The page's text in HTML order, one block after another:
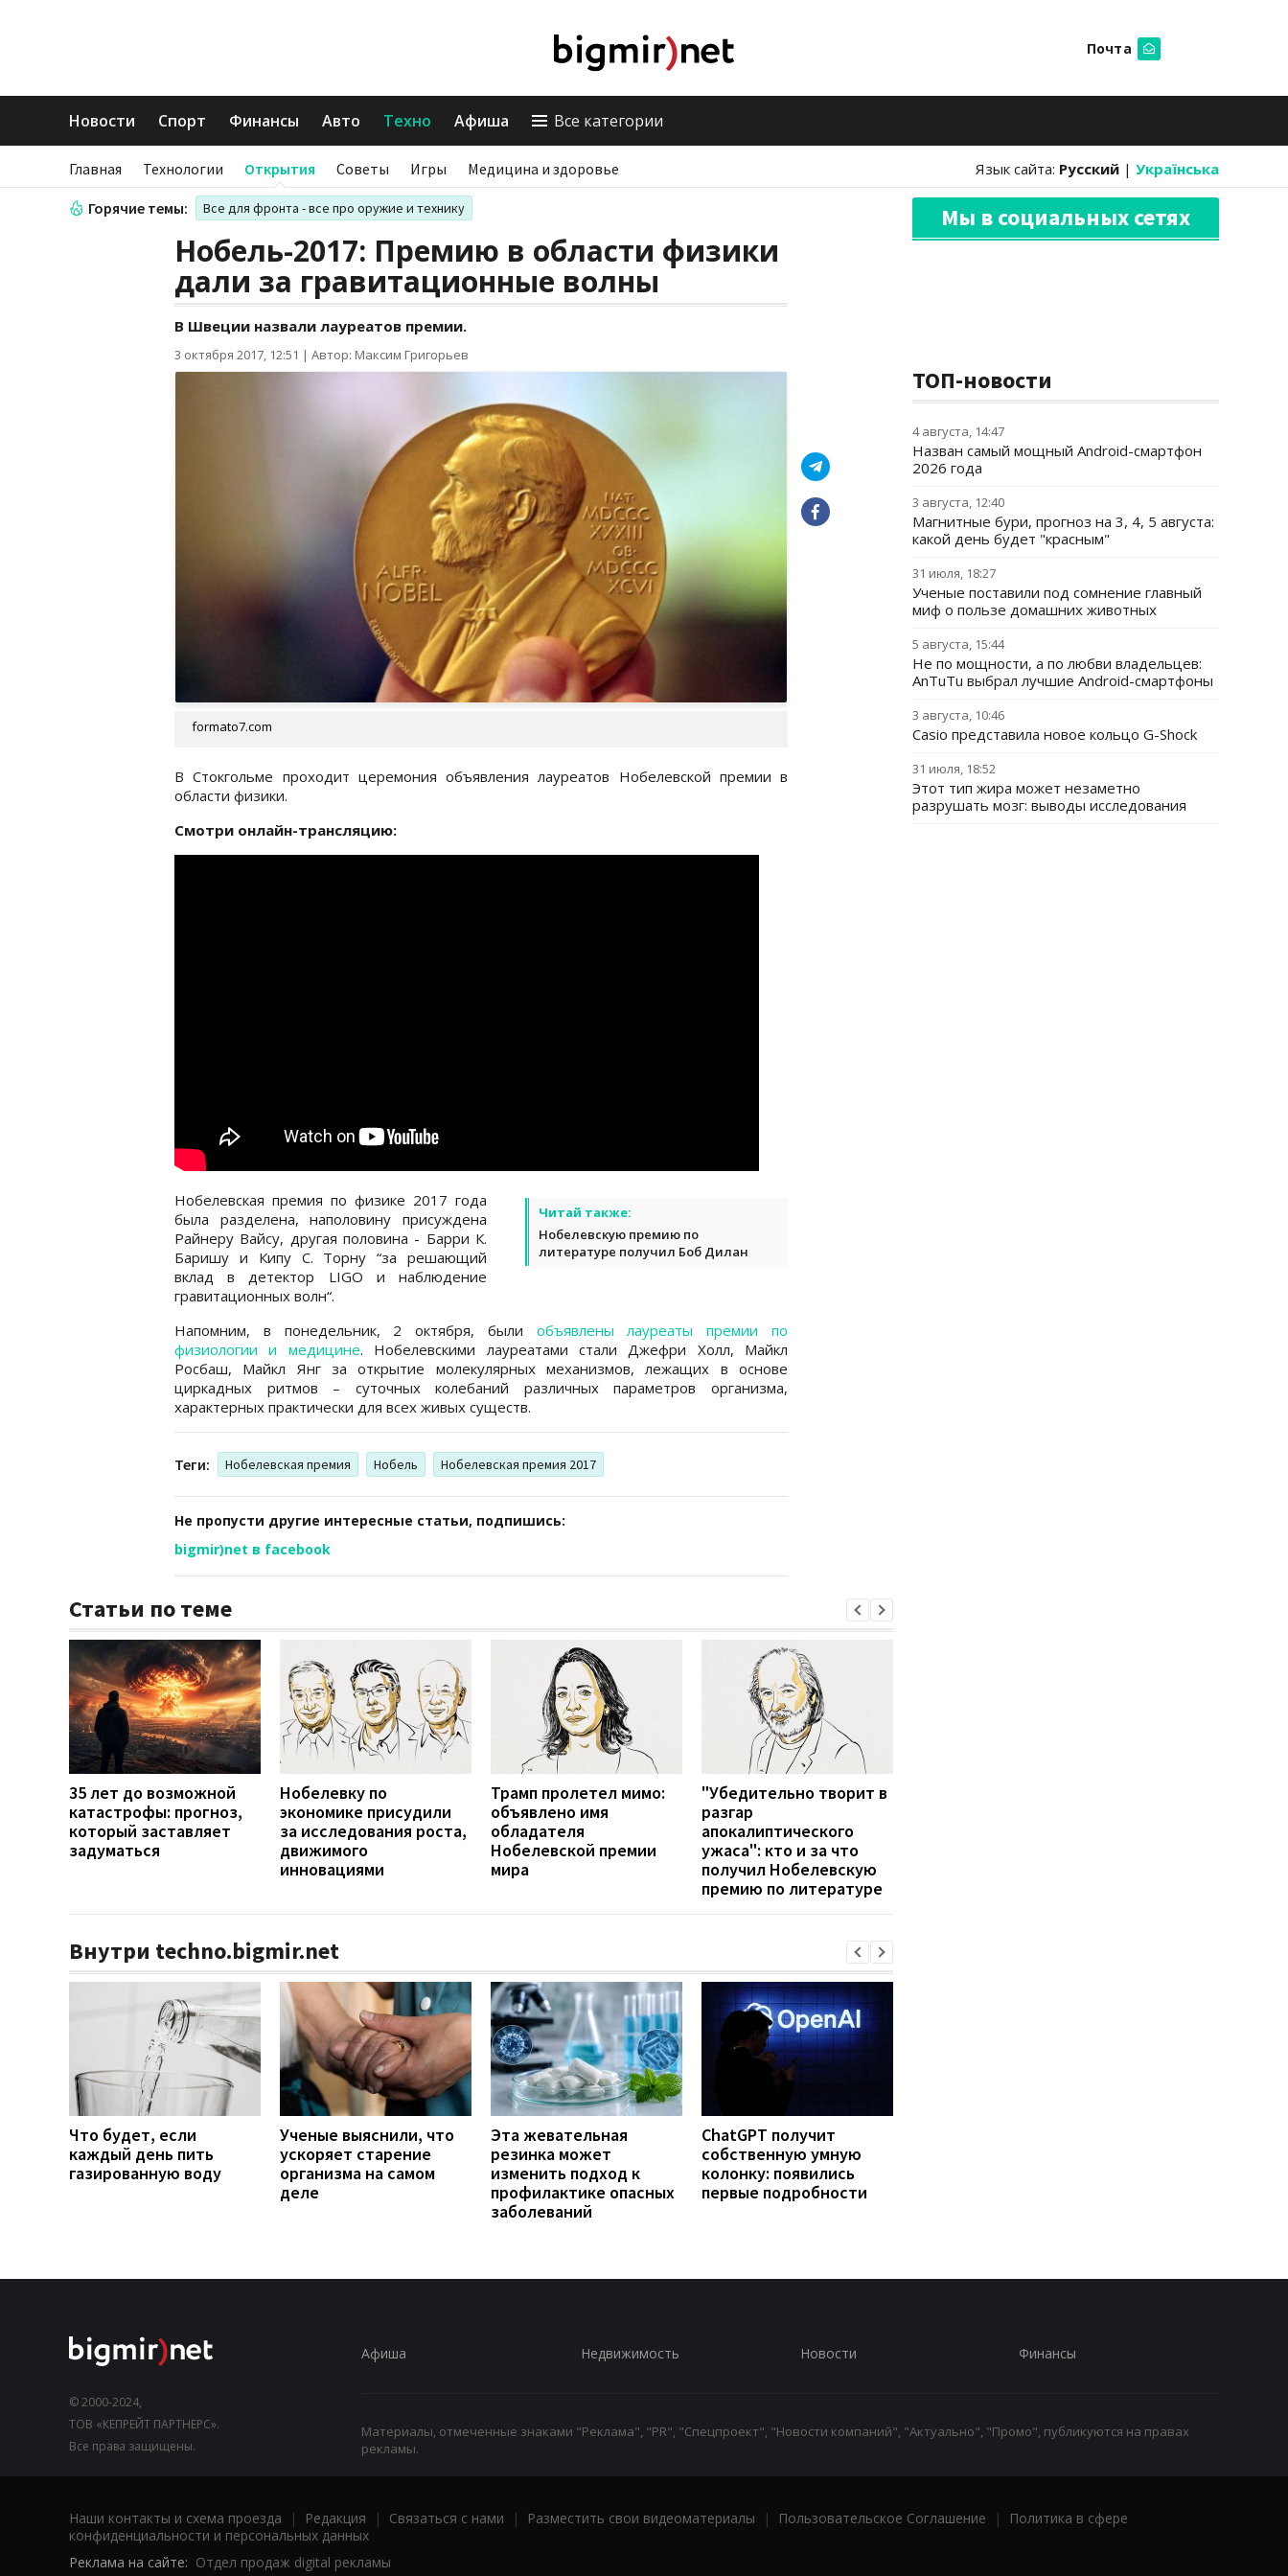
Почта
Новости Спорт Финансы Авто Техно Афиша Все категории
Главная Технологии Открытия Советы Игры Медицина и здоровье Язык сайта: Русский | Українська
Горячие темы: Все для фронта - все про оружие и технику
Нобель-2017: Премию в области физики
дали за гравитационные волны
В Швеции назвали лауреатов премии.
3 октября 2017, 12:51 | Автор: Максим Григорьев
formato7.com
В Стокгольме проходит церемония объявления лауреатов Нобелевской премии в
области физики.
Смотри онлайн-трансляцию:
Читай также:
Нобелевскую премию по
литературе получил Боб Дилан
Нобелевская премия по физике 2017 года
была разделена, наполовину присуждена
Райнеру Вайсу, другая половина - Барри К.
Баришу и Кипу С. Торну “за решающий
вклад в детектор LIGO и наблюдение
гравитационных волн“.
Напомним, в понедельник, 2 октября, были объявлены лауреаты премии по
физиологии и медицине. Нобелевскими лауреатами стали Джефри Холл, Майкл
Росбаш, Майкл Янг за открытие молекулярных механизмов, лежащих в основе
циркадных ритмов – суточных колебаний различных параметров организма,
характерных практически для всех живых существ.
Теги: Нобелевская премия Нобель Нобелевская премия 2017
Не пропусти другие интересные статьи, подпишись:
bigmir)net в facebook
Статьи по теме
35 лет до возможной
катастрофы: прогноз,
который заставляет
задуматься
Нобелевку по
экономике присудили
за исследования роста,
движимого
инновациями
Трамп пролетел мимо:
объявлено имя
обладателя
Нобелевской премии
мира
"Убедительно творит в
разгар
апокалиптического
ужаса": кто и за что
получил Нобелевскую
премию по литературе
Внутри techno.bigmir.net
Что будет, если
каждый день пить
газированную воду
Ученые выяснили, что
ускоряет старение
организма на самом
деле
Эта жевательная
резинка может
изменить подход к
профилактике опасных
заболеваний
ChatGPT получит
собственную умную
колонку: появились
первые подробности
Мы в социальных сетях
ТОП-новости
4 августа, 14:47
Назван самый мощный Android-смартфон
2026 года
3 августа, 12:40
Магнитные бури, прогноз на 3, 4, 5 августа:
какой день будет "красным"
31 июля, 18:27
Ученые поставили под сомнение главный
миф о пользе домашних животных
5 августа, 15:44
Не по мощности, а по любви владельцев:
AnTuTu выбрал лучшие Android-смартфоны
3 августа, 10:46
Casio представила новое кольцо G-Shock
31 июля, 18:52
Этот тип жира может незаметно
разрушать мозг: выводы исследования
© 2000-2024,
ТОВ «КЕПРЕЙТ ПАРТНЕРС».
Все права защищены.
Афиша Недвижимость Новости Финансы
Материалы, отмеченные знаками "Реклама", "PR", "Спецпроект", "Новости компаний", "Актуально", "Промо", публикуются на правах
рекламы.
Наши контакты и схема проезда | Редакция | Связаться с нами | Разместить свои видеоматериалы | Пользовательское Соглашение |
Политика в сфере
конфиденциальности и персональных данных
Реклама на сайте: Отдел продаж digital рекламы